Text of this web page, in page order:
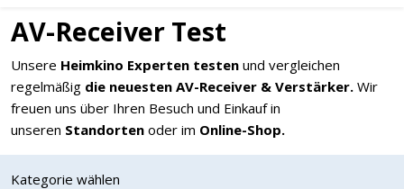
AV-Receiver Test
Unsere Heimkino Experten testen und vergleichen
regelmäßig die neuesten AV-Receiver & Verstärker. Wir
freuen uns über Ihren Besuch und Einkauf in
unseren Standorten oder im Online-Shop.
Kategorie wählen